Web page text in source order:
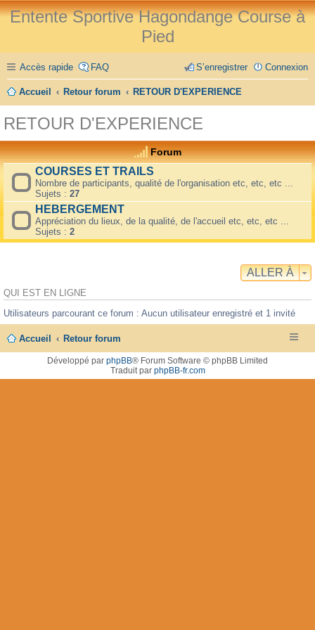
Entente Sportive Hagondange Course à
Pied
Accès rapide FAQ Connexion
S’enregistrer
Accueil Retour forum RETOUR D'EXPERIENCE
RETOUR D'EXPERIENCE
Forum
COURSES ET TRAILS
Nombre de participants, qualité de l'organisation etc, etc, etc ...
Sujets : 27
HEBERGEMENT
Appréciation du lieux, de la qualité, de l'accueil etc, etc, etc ...
Sujets : 2
ALLER À
QUI EST EN LIGNE
Utilisateurs parcourant ce forum : Aucun utilisateur enregistré et 1 invité
Accueil Retour forum
Développé par phpBB® Forum Software © phpBB Limited
Traduit par phpBB-fr.com